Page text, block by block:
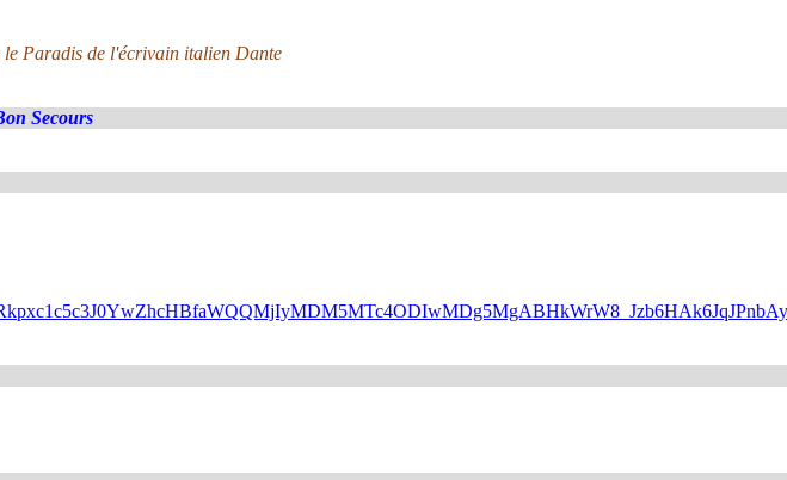
Paradis de l'écrivain italien Dante
Secours